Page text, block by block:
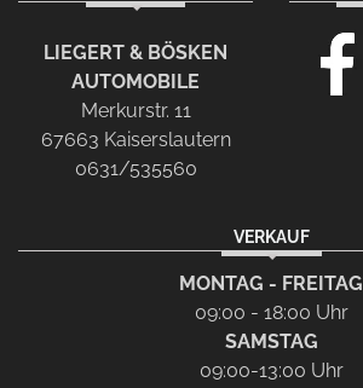
LIEGERT & BÖSKEN
AUTOMOBILE
Merkurstr. 11
67663 Kaiserslautern
0631/535560
VERKAUF
MONTAG - FREITAG
09:00 - 18:00 Uhr
SAMSTAG
09:00-13:00 Uhr